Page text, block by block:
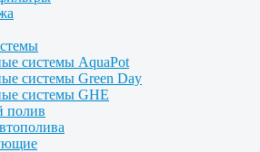
системы AquaPot
системы Green Day
системы GHE
полив